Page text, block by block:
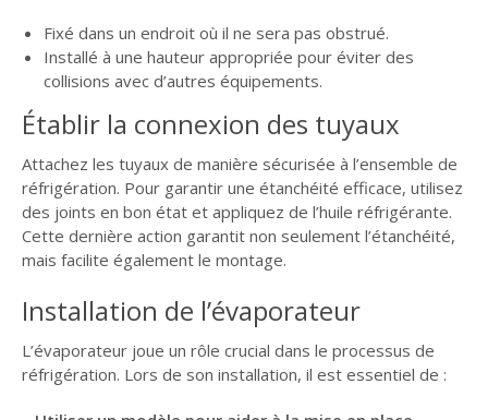
Fixé dans un endroit où il ne sera pas obstrué.
Installé à une hauteur appropriée pour éviter des
collisions avec d’autres équipements.
Établir la connexion des tuyaux
Attachez les tuyaux de manière sécurisée à l’ensemble de
réfrigération. Pour garantir une étanchéité efficace, utilisez
des joints en bon état et appliquez de l’huile réfrigérante.
Cette dernière action garantit non seulement l’étanchéité,
mais facilite également le montage.
Installation de l’évaporateur
L’évaporateur joue un rôle crucial dans le processus de
réfrigération. Lors de son installation, il est essentiel de :